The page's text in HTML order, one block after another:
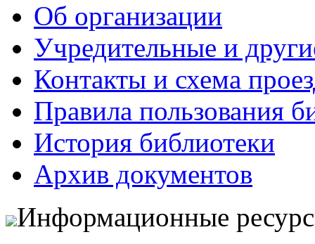
Об организации
Учредительные и
Контакты и схема
Правила пользования
История библиотеки
Архив документов
Информационные